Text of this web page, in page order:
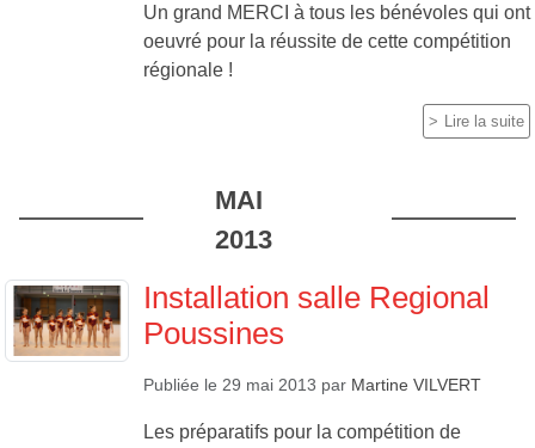
Un grand MERCI à tous les bénévoles qui ont
oeuvré pour la réussite de cette compétition
régionale !
Lire la suite
MAI
2013
Installation salle Regional
Poussines
Publiée le 29 mai 2013 par Martine VILVERT
Les préparatifs pour la compétition de